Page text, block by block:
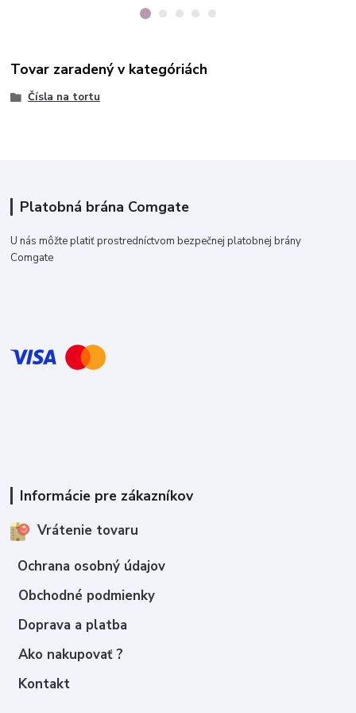
Tovar zaradený v kategóriách
Čísla na tortu
Platobná brána Comgate
U nás môžte platiť prostredníctvom bezpečnej platobnej brány
Comgate
Informácie pre zákazníkov
Vrátenie tovaru
Ochrana osobný údajov
Obchodné podmienky
Doprava a platba
Ako nakupovať ?
Kontakt